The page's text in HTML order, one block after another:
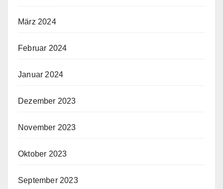
März 2024
Februar 2024
Januar 2024
Dezember 2023
November 2023
Oktober 2023
September 2023